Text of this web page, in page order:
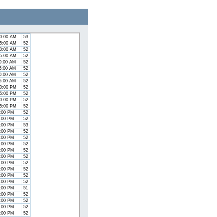
AM
52
AM
53
AM
52
AM
52
AM
52
AM
52
AM
52
AM
52
AM
52
PM
52
PM
52
PM
52
PM
52
PM
52
PM
52
PM
53
PM
52
PM
52
PM
52
PM
52
PM
52
PM
52
PM
52
PM
52
PM
52
PM
51
PM
52
PM
52
PM
52
PM
52